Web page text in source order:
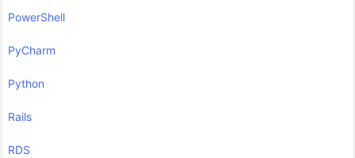
PowerShell
PyCharm
Python
Rails
RDS